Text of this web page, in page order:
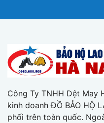
Công Ty TNHH Dệt May
kinh doanh ĐỒ BẢO HỘ
phối trên toàn quốc.